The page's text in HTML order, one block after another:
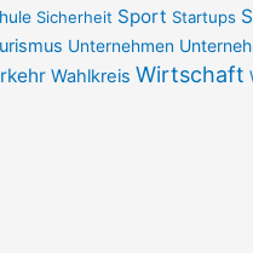
Sicherheit Sport Startups
Unternehmen
Wahlkreis Wirtschaft